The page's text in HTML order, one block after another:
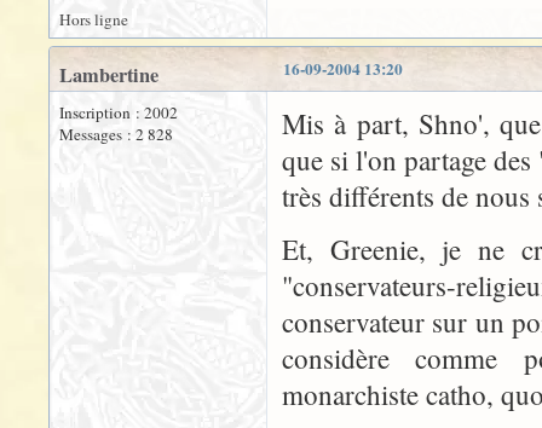
Hors ligne
16-09-2004 13:20
Lambertine
Inscription : 2002
Messages : 2 828
Mis à part, Shno',
que si l'on partage
très différents de
Et, Greenie, je ne
"conservateurs-
conservateur sur un
considère comme
monarchiste catho,